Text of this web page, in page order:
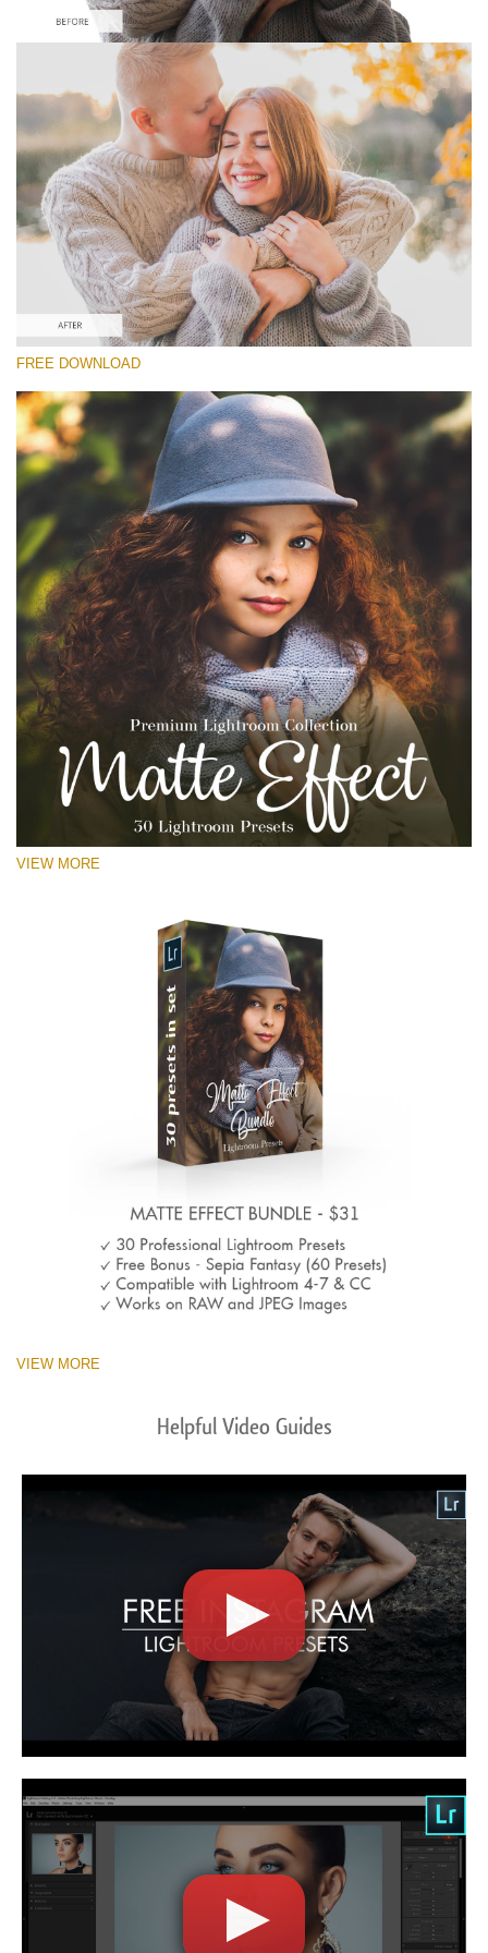
Please select
Free Instagram Preset #16
Matte Effect
(30 Lr Presets)
Matte Complete
(130 Lr Presets)
Must-Have Collection
(1432 Lr Presets)
Free download
FREE DOWNLOAD
VIEW MORE
VIEW MORE
Helpful Video Guides